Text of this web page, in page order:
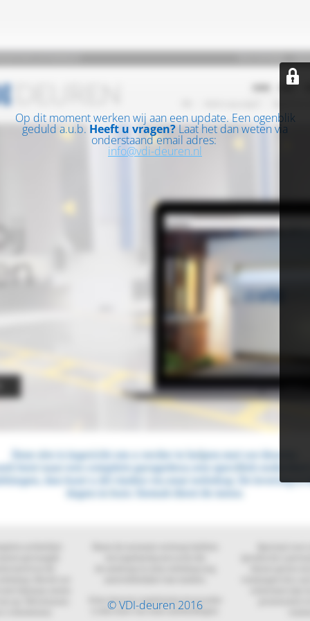
Op dit moment werken wij aan een update. Een ogenblik
geduld a.u.b. Heeft u vragen? Laat het dan weten via
onderstaand email adres:
info@vdi-deuren.nl
© VDI-deuren 2016